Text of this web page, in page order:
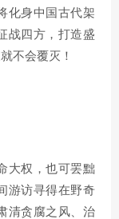
化身中国古代架
战四方，打造盛
不会覆灭！
大权，也可罢黜
游访寻得在野奇
清贪腐之风、治